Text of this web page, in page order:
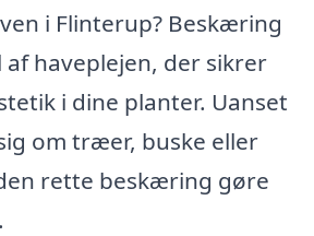
i Flinterup? Beskæring
haveplejen, der sikrer
i dine planter. Uanset
om træer, buske eller
rette beskæring gøre